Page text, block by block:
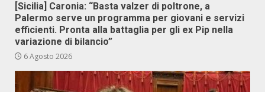
[Sicilia] Caronia: “Basta valzer di poltrone, a
Palermo serve un programma per giovani e servizi
efficienti. Pronta alla battaglia per gli ex Pip nella
variazione di bilancio”
6 Agosto 2026